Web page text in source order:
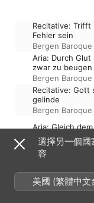
Recitative: Trifft
Fehler sein
Bergen Baroque
Aria: Durch Glut
zwar zu beugen
Bergen Baroque
Recitative: Gott
gelinde
Bergen Baroque
Aria: Gleich
Bergen Baroque
2012年10月2日
4 首曲目・10 分鐘
選擇另一個國
容
美國 (繁體中文